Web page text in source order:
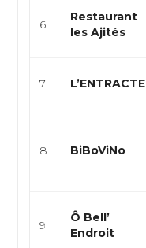
6
Restaurant
les Ajités
7 L’ENTRACTE
8 BiBoViNo
9
Ô Bell’
Endroit